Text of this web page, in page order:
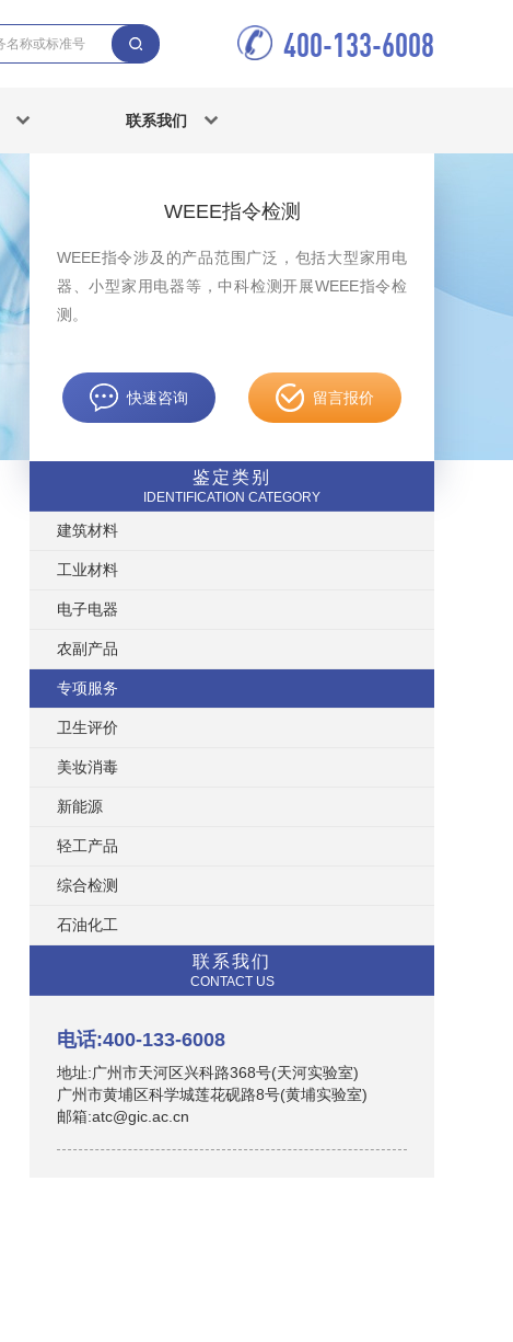
400-133-6008
联系我们
WEEE指令检测
WEEE指令涉及的产品范围广泛，包括大型家用电
器、小型家用电器等，中科检测开展WEEE指令检
测。
快速咨询 留言报价
鉴定类别
IDENTIFICATION CATEGORY
建筑材料
工业材料
电子电器
农副产品
专项服务
卫生评价
美妆消毒
新能源
轻工产品
综合检测
石油化工
联系我们
CONTACT US
电话:400-133-6008
地址:广州市天河区兴科路368号(天河实验室)
广州市黄埔区科学城莲花砚路8号(黄埔实验室)
邮箱:atc@gic.ac.cn